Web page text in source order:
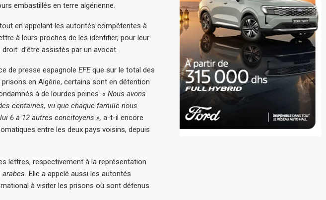
embastillés en terre algérienne.
en appelant les autorités compétentes à
à leurs proches de les identifier, pour leur
d’être assistés par un avocat.
de presse espagnole EFEque sur le total des
en Algérie, certains sont en détention
à de lourdes peines. « Nous avons
centaines, vu que chaque famille nous
6 à 12 autres concitoyens », a-t-il encore
entre les deux pays voisins, depuis
lettres, respectivement à la représentation
Elle a appelé aussi les autorités
à visiter les prisons où sont détenus